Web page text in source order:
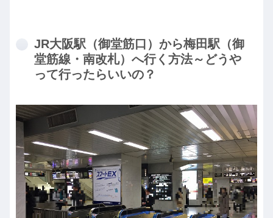
JR大阪駅（御堂筋口）から梅田駅（御
堂筋線・南改札）へ行く方法～どうや
って行ったらいいの？